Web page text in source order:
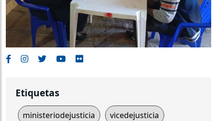
Etiquetas
ministeriodejusticia vicedejusticia